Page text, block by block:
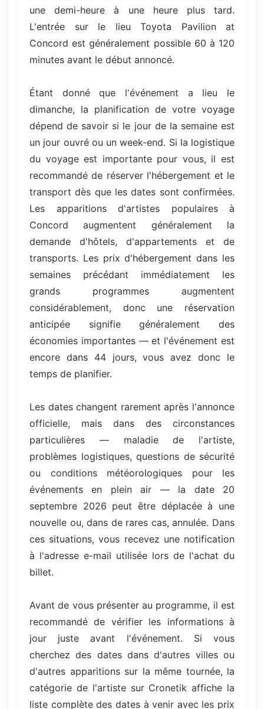
une demi-heure à une heure plus tard.
L'entrée sur le lieu Toyota Pavilion at
Concord est généralement possible 60 à 120
minutes avant le début annoncé.
Étant donné que l'événement a lieu le
dimanche, la planification de votre voyage
dépend de savoir si le jour de la semaine est
un jour ouvré ou un week-end. Si la logistique
du voyage est importante pour vous, il est
recommandé de réserver l'hébergement et le
transport dès que les dates sont confirmées.
Les apparitions d'artistes populaires à
Concord augmentent généralement la
demande d'hôtels, d'appartements et de
transports. Les prix d'hébergement dans les
semaines précédant immédiatement les
grands programmes augmentent
considérablement, donc une réservation
anticipée signifie généralement des
économies importantes — et l'événement est
encore dans 44 jours, vous avez donc le
temps de planifier.
Les dates changent rarement après l'annonce
officielle, mais dans des circonstances
particulières — maladie de l'artiste,
problèmes logistiques, questions de sécurité
ou conditions météorologiques pour les
événements en plein air — la date 20
septembre 2026 peut être déplacée à une
nouvelle ou, dans de rares cas, annulée. Dans
ces situations, vous recevez une notification
à l'adresse e-mail utilisée lors de l'achat du
billet.
Avant de vous présenter au programme, il est
recommandé de vérifier les informations à
jour juste avant l'événement. Si vous
cherchez des dates dans d'autres villes ou
d'autres apparitions sur la même tournée, la
catégorie de l'artiste sur Cronetik affiche la
liste complète des dates à venir avec les prix